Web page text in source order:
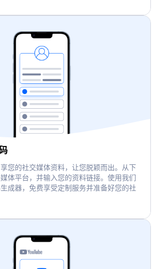
您的社交媒体资料，让您脱颖而出。从下
体平台，并输入您的资料链接。使用我们
成器，免费享受定制服务并准备好您的社